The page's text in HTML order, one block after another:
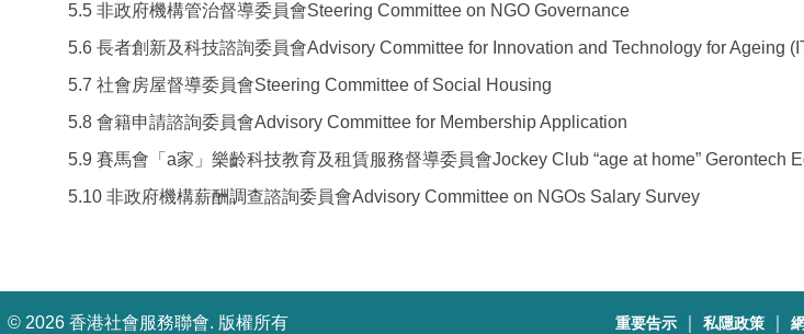
5.5 非政府機構管治督導委員會Steering Committee on NGO Governance
5.6 長者創新及科技諮詢委員會Advisory Committee for Innovation and Technology for Ageing
5.7 社會房屋督導委員會Steering Committee of Social Housing
5.8 會籍申請諮詢委員會Advisory Committee for Membership Application
5.9 賽馬會「a家」樂齡科技教育及租賃服務督導委員會Jockey Club “age at home” Gerontech
5.10 非政府機構薪酬調查諮詢委員會Advisory Committee on NGOs Salary Survey
© 2026 香港社會服務聯會. 版權所有 重要告示 ｜私隱政策 ｜